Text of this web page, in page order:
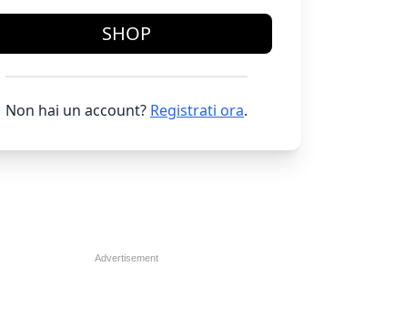
SHOP
Non hai un account? Registrati ora.